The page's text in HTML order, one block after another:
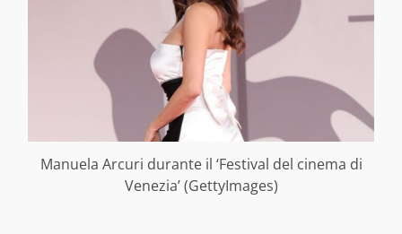
Manuela Arcuri durante il ‘Festival del cinema di
Venezia’ (GettyImages)